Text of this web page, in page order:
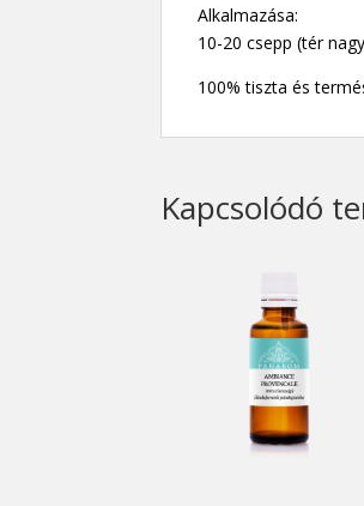
Alkalmazása:
10-20 csepp (tér
100% tiszta és
Kapcsolódó